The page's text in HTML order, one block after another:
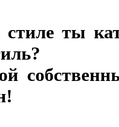
ты